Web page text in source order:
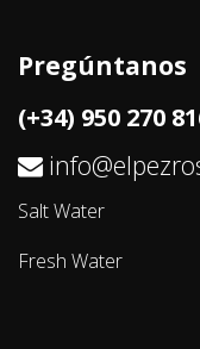
Pregúntanos
(+34) 950 270
Salt Water
Fresh Water